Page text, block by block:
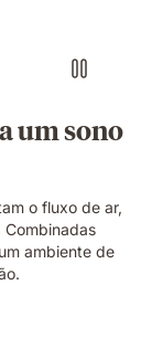
um sono
o fluxo de ar,
ambiente de